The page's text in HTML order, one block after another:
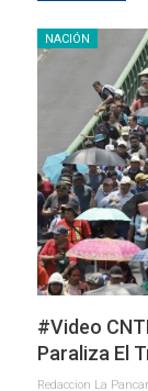
NACIÓN
#Video
Paraliza El